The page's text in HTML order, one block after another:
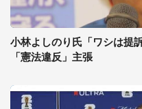
小林よしのり氏「ワシは提
「憲法違反」主張